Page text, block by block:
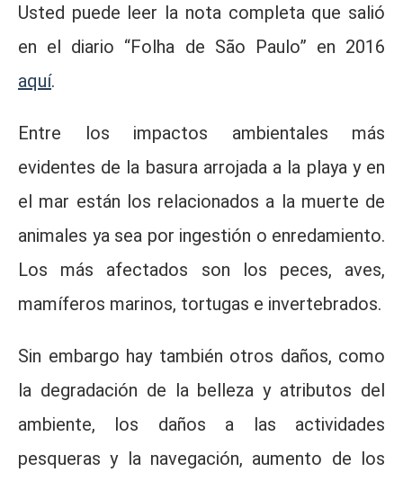
Usted puede leer la nota completa que salió
en el diario “Folha de São Paulo” en 2016
aquí.
Entre los impactos ambientales más
evidentes de la basura arrojada a la playa y en
el mar están los relacionados a la muerte de
animales ya sea por ingestión o enredamiento.
Los más afectados son los peces, aves,
mamíferos marinos, tortugas e invertebrados.
Sin embargo hay también otros daños, como
la degradación de la belleza y atributos del
ambiente, los daños a las actividades
pesqueras y la navegación, aumento de los